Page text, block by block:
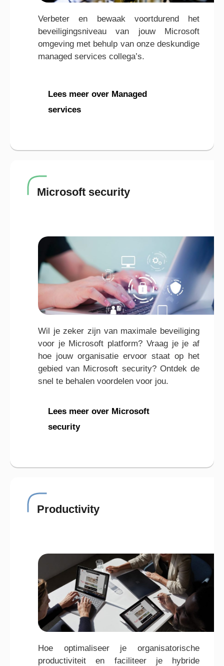
Verbeter en bewaak voortdurend het
beveiligingsniveau van jouw Microsoft
omgeving met behulp van onze deskundige
managed services collega’s.
Lees meer over Managed
services
Microsoft security
Wil je zeker zijn van maximale beveiliging
voor je Microsoft platform? Vraag je je af
hoe jouw organisatie ervoor staat op het
gebied van Microsoft security? Ontdek de
snel te behalen voordelen voor jou.
Lees meer over Microsoft
security
Productivity
Hoe optimaliseer je organisatorische
productiviteit en faciliteer je hybride